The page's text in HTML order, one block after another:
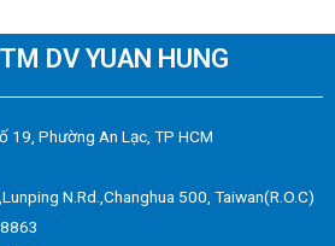
DV YUAN HUNG
19, Phường An Lạc, TP HCM
N.Rd.,Changhua 500, Taiwan(R.O.C)